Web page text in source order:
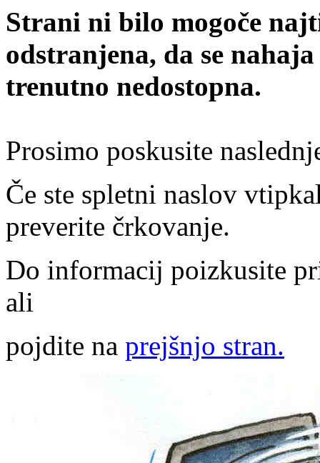
Strani ni bilo mogoče
odstranjena, da se
trenutno nedostopna.
Prosimo poskusite
Če ste spletni naslov
preverite črkovanje.
Do informacij poizkusite
ali
pojdite na prejšnjo stran.